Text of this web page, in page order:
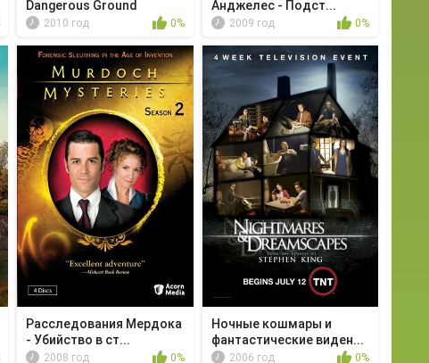
Dangerous Ground
2010 год 0%
Анджелес - Подст...
2009 год 0%
Расследования Мердока
- Убийство в ст...
2008 год 0%
Ночные кошмары и
фантастические виден...
2006 год 0%